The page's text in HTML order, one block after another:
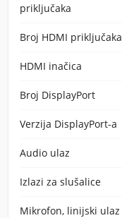
priključaka
Broj HDMI priključaka
HDMI inačica
Broj DisplayPort
Verzija DisplayPort-a
Audio ulaz
Izlazi za slušalice
Mikrofon, linijski ulaz